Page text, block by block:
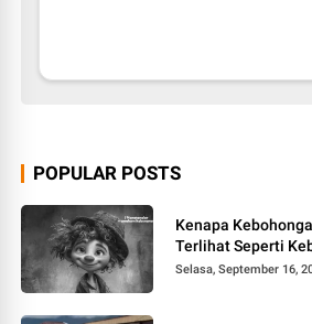
POPULAR POSTS
Kenapa
Terlihat Seperti
Selasa, September 16,